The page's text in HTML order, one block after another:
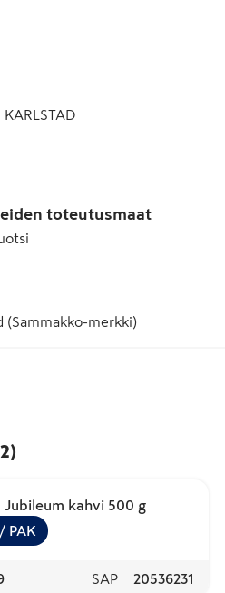
toteutusmaat
(Sammakko-merkki)
2)
Jubileum kahvi 500 g
/ PAK
SAP 20536231